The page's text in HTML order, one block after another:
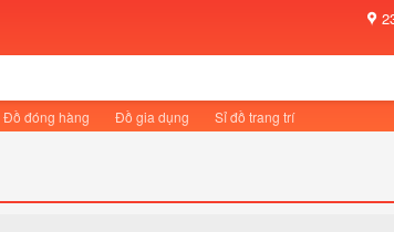
Đồ đóng hàng Đồ gia dụng Sỉ đồ trang trí